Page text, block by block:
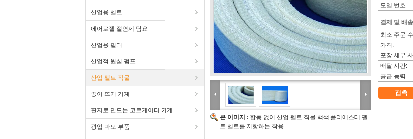
산업용 벨트
에어로젤 절연제 담요
산업용 필터
산업적 원심 펌프
산업 펠트 직물
종이 뜨기 기계
판지로 만드는 코르게이터 기계
광업 마모 부품
큰 이미지 : 합동 없이 산업 펠트 직물 백색 폴리에스테 펠
트 벨트를 저항하는 착용
모델 번호:
결제 및 배
최소 주문
가격:
포장 세부
배달 시간:
공급 능력:
접촉